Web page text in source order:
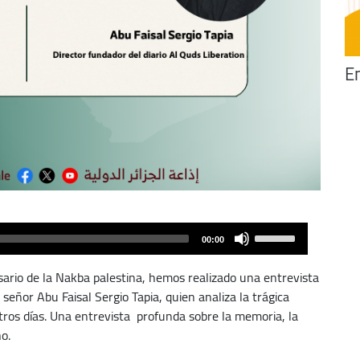
00:00
keys
de la Nakba palestina, hemos realizado una entrevista
Abu Faisal Sergio Tapia, quien analiza la trágica
días. Una entrevista profunda sobre la memoria, la